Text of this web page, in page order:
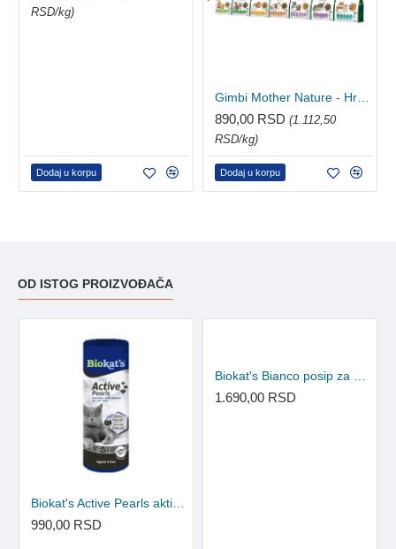
RSD/kg)
Dodaj u korpu
890,00 RSD (1.112,50
RSD/kg)
Dodaj u korpu
OD ISTOG PROIZVOĐAČA
990,00 RSD
1.690,00 RSD